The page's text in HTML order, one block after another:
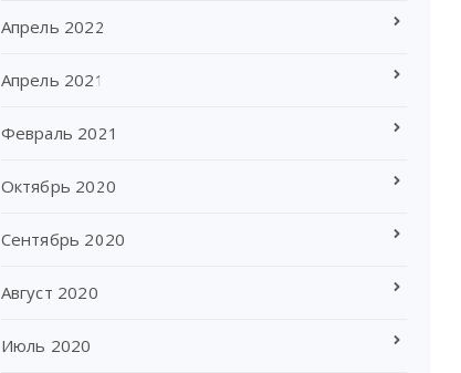
Апрель 2022
Апрель 2021
Февраль 2021
Октябрь 2020
Сентябрь 2020
Август 2020
Июль 2020